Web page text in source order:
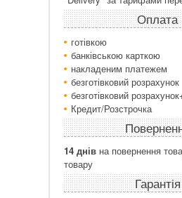
Оплата
готівкою
банківською карткою
накладеним платежем
безготівковий розрахунок
безготівковий
Кредит/Розстрочка
14 днів на повернення
товару
Гарантія